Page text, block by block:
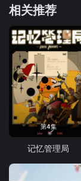
相关推荐
第4集
记忆管理局